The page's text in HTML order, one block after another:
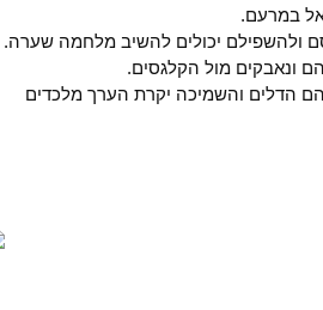
במרעם.
ולהשפילם יכולים להשיב מלחמה שערה.
ונאבקים מול הקלגסים.
הדלים והשמיכה יקרת הערך מלכדים